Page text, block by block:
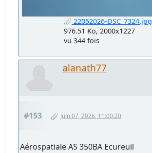
22052026-DSC_7324.jpg
976.51 Ko, 2000x1227
vu 344 fois
alanath77
#153 Juin 07, 2026, 11:00:20
Aérospatiale AS 350BA Ecureuil